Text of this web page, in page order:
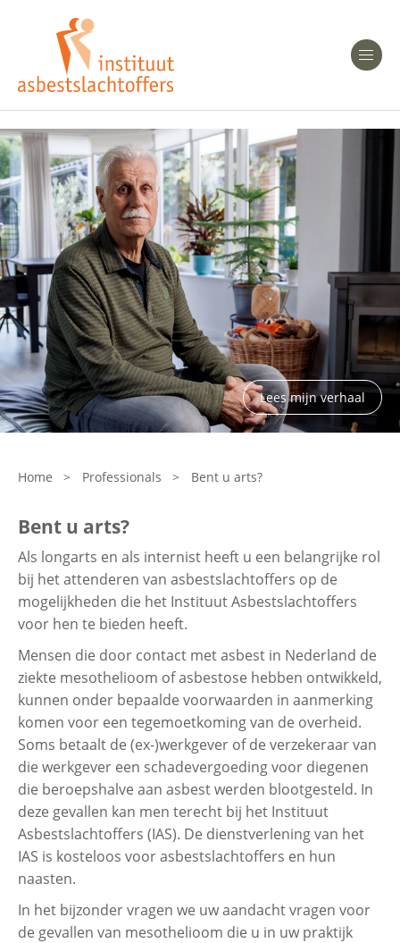
Heeft u Mesothelioom?
Heeft u Asbestose?
Professionals
Bent u arts?
Bent u werkgever of verzekeraar?
Asbest en Gezondheid
Laatste nieuws
Onze organisatie
Veelgestelde vragen
Zoeken
Lees mijn verhaal
Home > Professionals > Bent u arts?
Bent u arts?
Als longarts en als internist heeft u een belangrijke rol
bij het attenderen van asbestslachtoffers op de
mogelijkheden die het Instituut Asbestslachtoffers
voor hen te bieden heeft. ​
Mensen die door contact met asbest in Nederland de
ziekte mesothelioom of asbestose hebben ontwikkeld,
kunnen onder bepaalde voorwaarden in aanmerking
komen voor een tegemoetkoming van de overheid.
Soms betaalt de (ex-)werkgever of de verzekeraar van
die werkgever een schadevergoeding voor diegenen
die beroepshalve aan asbest werden blootgesteld. In
deze gevallen kan men terecht bij het Instituut
Asbestslachtoffers (IAS). De dienstverlening van het
IAS is kosteloos voor asbestslachtoffers en hun
naasten.​
In het bijzonder vragen we uw aandacht vragen voor
de gevallen van mesothelioom die u in uw praktijk